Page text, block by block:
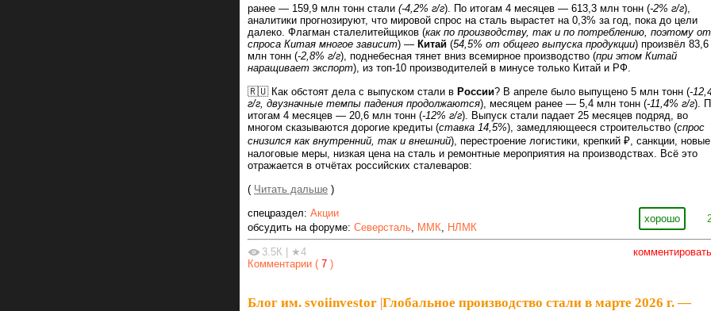
ранее — 159,9 млн тонн стали (-4,2% г/г). По итогам 4 месяцев — 613,3 млн тонн (-2% г/г),
аналитики прогнозируют, что мировой спрос на сталь вырастет на 0,3% за год, пока до цели
далеко. Флагман сталелитейщиков (как по производству, так и по потреблению, поэтому от
спроса Китая многое зависит) — Китай (54,5% от общего выпуска продукции) произвёл 83,6
млн тонн (-2,8% г/г), поднебесная тянет вниз всемирное производство (при этом Китай
наращивает экспорт), из топ-10 производителей в минусе только Китай и РФ.
🇷🇺 Как обстоят дела с выпуском стали в России? В апреле было выпущено 5 млн тонн (-
г/г, двузначные темпы падения продолжаются), месяцем ранее — 5,4 млн тонн (-11,4% г/г).
итогам 4 месяцев — 20,6 млн тонн (-12% г/г). Выпуск стали падает 25 месяцев подряд, во
многом сказываются дорогие кредиты (ставка 14,5%), замедляющееся строительство (спрос
снизился как внутренний, так и внешний), перестроение логистики, крепкий ₽, санкции, новые
налоговые меры, низкая цена на сталь и ремонтные мероприятия на производствах. Всё это
отражается в отчётах российских сталеваров:
( Читать дальше )
хорошо
спецраздел: Акции
обсудить на форуме: Северсталь, ММК, НЛМК
комментировать
3.5К | ★4
Комментарии ( 7 )
Блог им. svoiinvestor |Глобальное производство стали в марте 2026 г. —